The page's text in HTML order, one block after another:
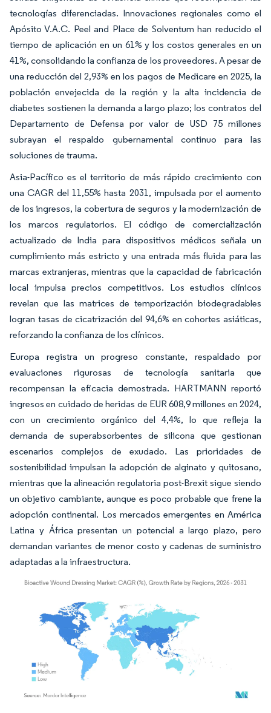
tecnologías diferenciadas. Innovaciones regionales como el
Apósito V.A.C. Peel and Place de Solventum han reducido el
tiempo de aplicación en un 61% y los costos generales en un
41%, consolidando la confianza de los proveedores. A pesar de
una reducción del 2,93% en los pagos de Medicare en 2025, la
población envejecida de la región y la alta incidencia de
diabetes sostienen la demanda a largo plazo; los contratos del
Departamento de Defensa por valor de USD 75 millones
subrayan el respaldo gubernamental continuo para las
soluciones de trauma.
Asia-Pacífico es el territorio de más rápido crecimiento con
una CAGR del 11,55% hasta 2031, impulsada por el aumento
de los ingresos, la cobertura de seguros y la modernización de
los marcos regulatorios. El código de comercialización
actualizado de India para dispositivos médicos señala un
cumplimiento más estricto y una entrada más fluida para las
marcas extranjeras, mientras que la capacidad de fabricación
local impulsa precios competitivos. Los estudios clínicos
revelan que las matrices de temporización biodegradables
logran tasas de cicatrización del 94,6% en cohortes asiáticas,
reforzando la confianza de los clínicos.
Europa registra un progreso constante, respaldado por
evaluaciones rigurosas de tecnología sanitaria que
recompensan la eficacia demostrada. HARTMANN reportó
ingresos en cuidado de heridas de EUR 608,9 millones en 2024,
con un crecimiento orgánico del 4,4%, lo que refleja la
demanda de superabsorbentes de silicona que gestionan
escenarios complejos de exudado. Las prioridades de
sostenibilidad impulsan la adopción de alginato y quitosano,
mientras que la alineación regulatoria post-Brexit sigue siendo
un objetivo cambiante, aunque es poco probable que frene la
adopción continental. Los mercados emergentes en América
Latina y África presentan un potencial a largo plazo, pero
demandan variantes de menor costo y cadenas de suministro
adaptadas a la infraestructura.